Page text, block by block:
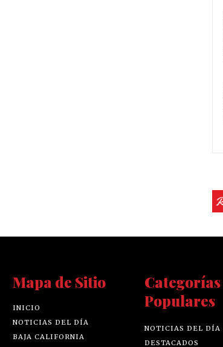
Mapa de Sitio
INICIO
NOTICIAS DEL DÍA
BAJA CALIFORNIA
Categorías
Populares
NOTICIAS DEL DÍA
DESTACADOS